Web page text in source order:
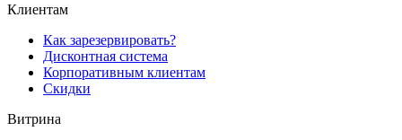
Клиентам
Как зарезервировать?
Дисконтная система
Корпоративным клиентам
Скидки
Витрина